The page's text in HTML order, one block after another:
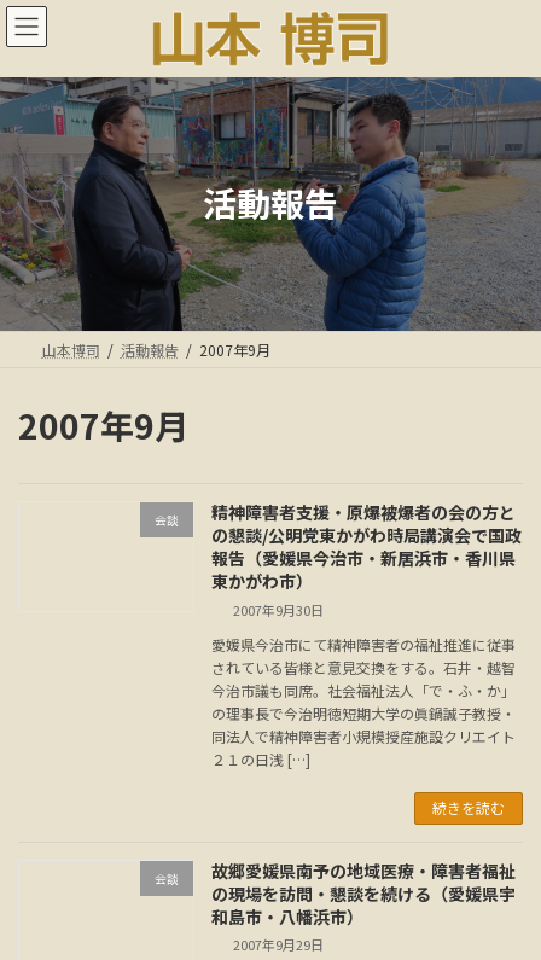
コ
ン
ン
ツ
へ
ス
キ
ッ
プ
ナ
ビ
ー
シ
ョ
ン
に
移
動
活動報告
山本博司 活動報告 2007年9月
2007年9月
会談
精神障害者支援・原爆被爆者の会の方と
の懇談/公明党東かがわ時局講演会で国政
報告（愛媛県今治市・新居浜市・香川県
東かがわ市）
2007年9月30日
愛媛県今治市にて精神障害者の福祉推進に従事
されている皆様と意見交換をする。石井・越智
今治市議も同席。社会福祉法人「で・ふ・か」
の理事長で今治明徳短期大学の眞鍋誠子教授・
同法人で精神障害者小規模授産施設クリエイト
２１の日浅 […]
続きを読む
会談
故郷愛媛県南予の地域医療・障害者福祉
の現場を訪問・懇談を続ける（愛媛県宇
和島市・八幡浜市）
2007年9月29日